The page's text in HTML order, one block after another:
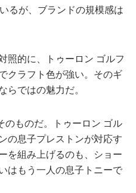
るが、ブランドの規模感は
照的に、トゥーロン ゴルフ
クラフト色が強い。そのギ
らではの魅力だ。
のものだ。トゥーロン ゴル
の息子プレストンが対応す
を組み上げるのも、ショー
はもう一人の息子トニーで